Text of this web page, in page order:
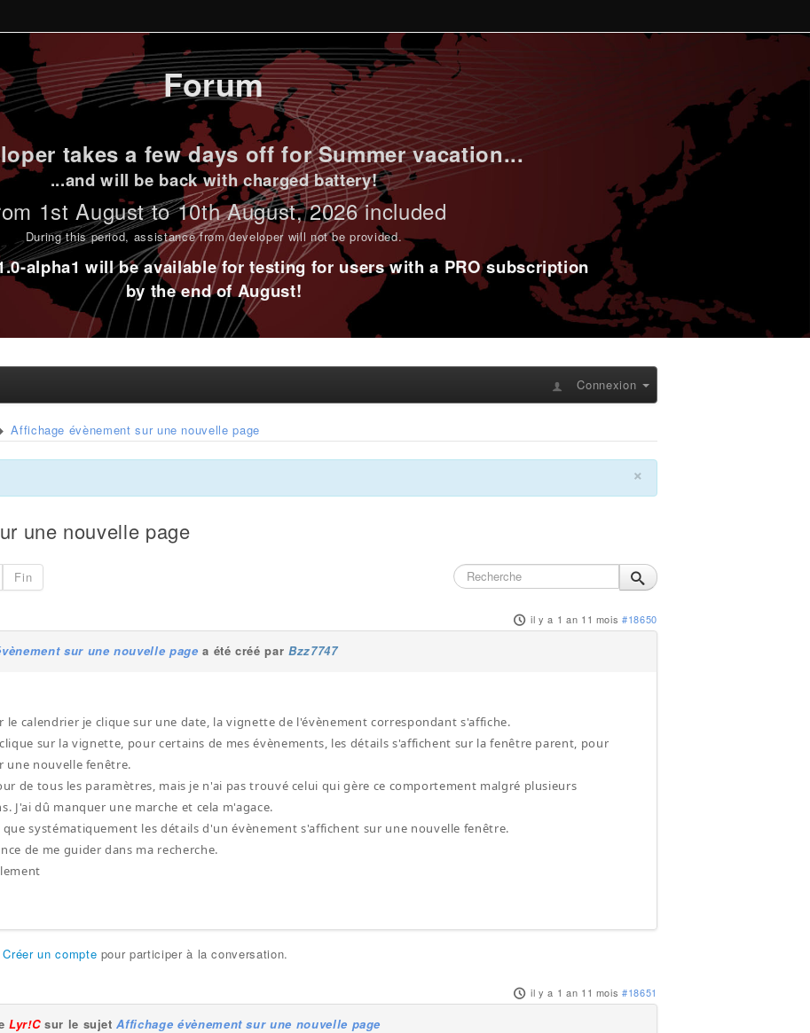
Forum
takes a few days off for Summer vacation...
...and will be back with charged battery!
1st August to 10th August, 2026 included
During this period, assistance from developer will not be provided.
alpha1 will be available for testing for users with a PRO subscription
by the end of August!
Connexion
Affichage évènement sur une nouvelle page
×
une nouvelle page
Fin
il y a 1 an 11 mois #18650
sur une nouvelle page a été créé par Bzz7747
le calendrier je clique sur une date, la vignette de l'évènement correspondant s'affiche.
sur la vignette, pour certains de mes évènements, les détails s'affichent sur la fenêtre parent, pour
une nouvelle fenêtre.
de tous les paramètres, mais je n'ai pas trouvé celui qui gère ce comportement malgré plusieurs
J'ai dû manquer une marche et cela m'agace.
que systématiquement les détails d'un évènement s'affichent sur une nouvelle fenêtre.
de me guider dans ma recherche.
Créer un compte pour participer à la conversation.
il y a 1 an 11 mois #18651
Lyr!Csur le sujetAffichage évènement sur une nouvelle page